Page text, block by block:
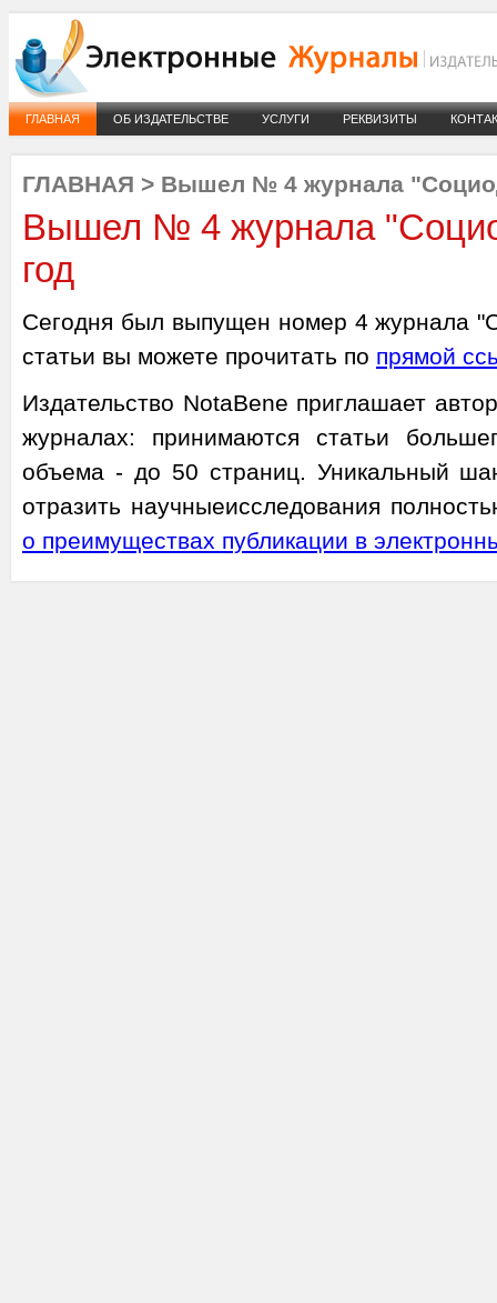
ГЛАВНАЯ ОБ ИЗДАТЕЛЬСТВЕ УСЛУГИ РЕКВИЗИТЫ
ГЛАВНАЯ > Вышел № 4 журнала
Вышел № 4 журнала
год
Сегодня был выпущен номер 4 журнала
статьи вы можете прочитать по прямой
Издательство NotaBene приглашает
журналах: принимаются статьи
объема - до 50 страниц. Уникальный
отразить научныеисследования
о преимуществах публикации в